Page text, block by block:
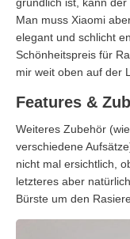
Man muss Xiaomi
elegant und schlicht
Schönheitspreis für
mir weit oben auf der
Features &
Weiteres Zubehör
verschiedene
nicht mal ersichtlich,
letzteres aber
Bürste um den